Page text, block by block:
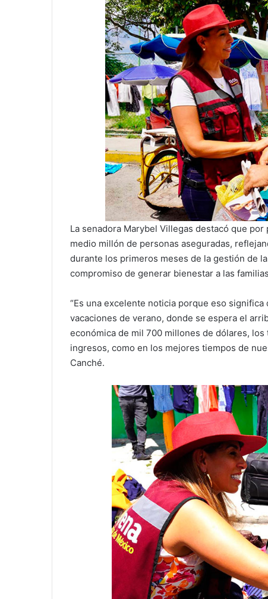
La senadora Marybel Villegas destacó que
medio millón de personas aseguradas,
durante los primeros meses de la gestión de
compromiso de generar bienestar a las
“Es una excelente noticia porque eso
vacaciones de verano, donde se espera el
económica de mil 700 millones de dólares,
ingresos, como en los mejores tiempos de
Canché.